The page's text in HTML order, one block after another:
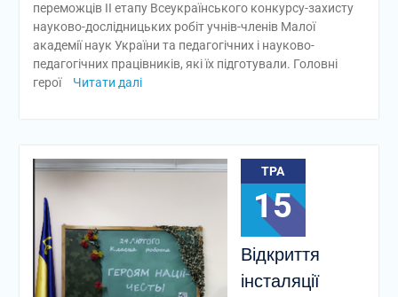
переможців ІІ етапу Всеукраїнського конкурсу-захисту
науково-дослідницьких робіт учнів-членів Малої
академії наук України та педагогічних і науково-
педагогічних працівників, які їх підготували. Головні
герої
Читати далі
ТРА
15
Відкриття
інсталяції